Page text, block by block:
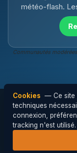
météo-flash.
Communautés
© 2026
Cookies — Ce site
techniques
connexion,
tracking n'est utilisé.